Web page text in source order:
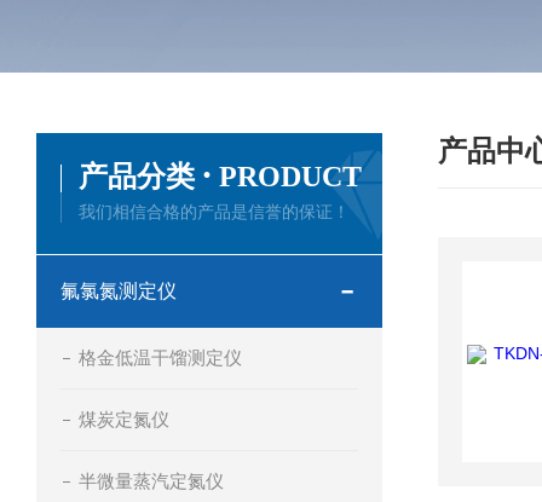
产品分类 · PRODUCT
我们相信合格的产品是信誉的保证！
氟氯氮测定仪
格金低温干馏测定仪
煤炭定氮仪
半微量蒸汽定氮仪
产品中